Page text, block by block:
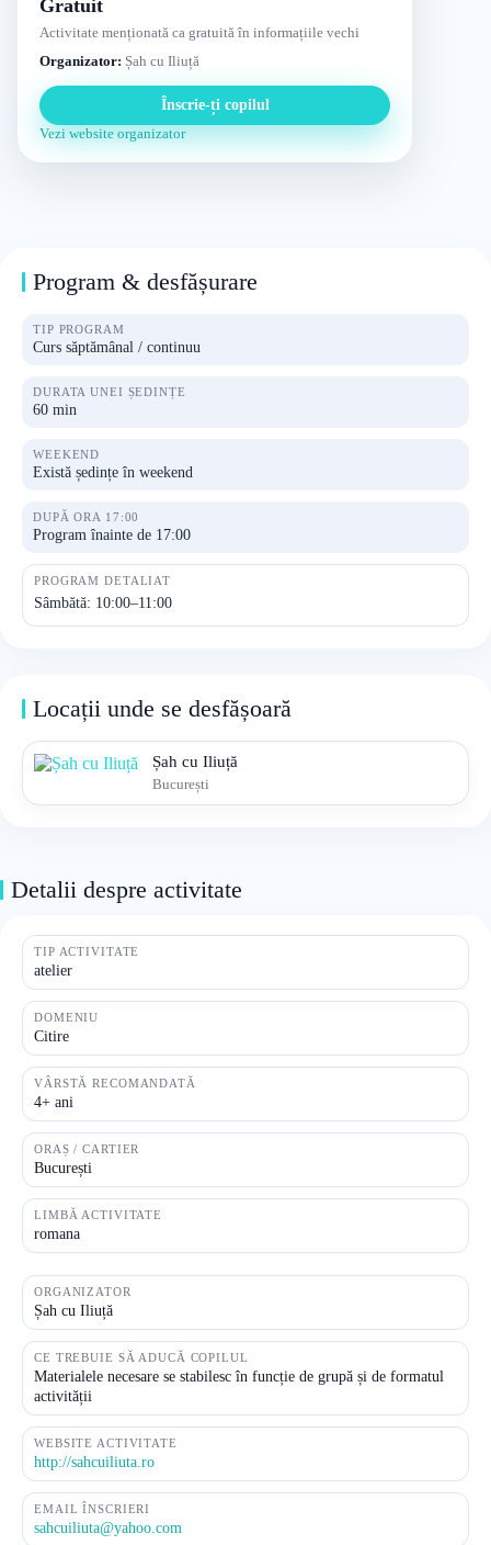
Gratuit
Activitate menționată ca gratuită în informațiile vechi
Organizator: Șah cu Iliuță
Înscrie-ți copilul
Vezi website organizator
Program & desfășurare
TIP PROGRAM
Curs săptămânal / continuu
DURATA UNEI ȘEDINȚE
60 min
WEEKEND
Există ședințe în weekend
DUPĂ ORA 17:00
Program înainte de 17:00
PROGRAM DETALIAT
Sâmbătă: 10:00–11:00
Locații unde se desfășoară
Șah cu Iliuță
București
Detalii despre activitate
TIP ACTIVITATE
atelier
DOMENIU
Citire
VÂRSTĂ RECOMANDATĂ
4+ ani
ORAȘ / CARTIER
București
LIMBĂ ACTIVITATE
romana
ORGANIZATOR
Șah cu Iliuță
CE TREBUIE SĂ ADUCĂ COPILUL
Materialele necesare se stabilesc în funcție de grupă și de formatul
activității
WEBSITE ACTIVITATE
http://sahcuiliuta.ro
EMAIL ÎNSCRIERI
sahcuiliuta@yahoo.com